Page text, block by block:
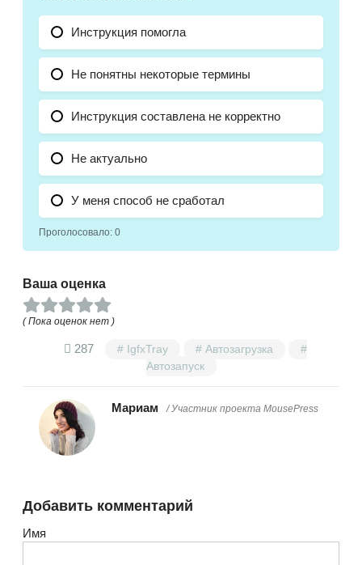
Инструкция помогла
Не понятны некоторые термины
Инструкция составлена не корректно
Не актуально
У меня способ не сработал
Проголосовало: 0
Ваша оценка
( Пока оценок нет )
287 IgfxTray
Автозагрузка
Автозапуск
Мариам / Участник проекта MousePress
Добавить комментарий
Имя